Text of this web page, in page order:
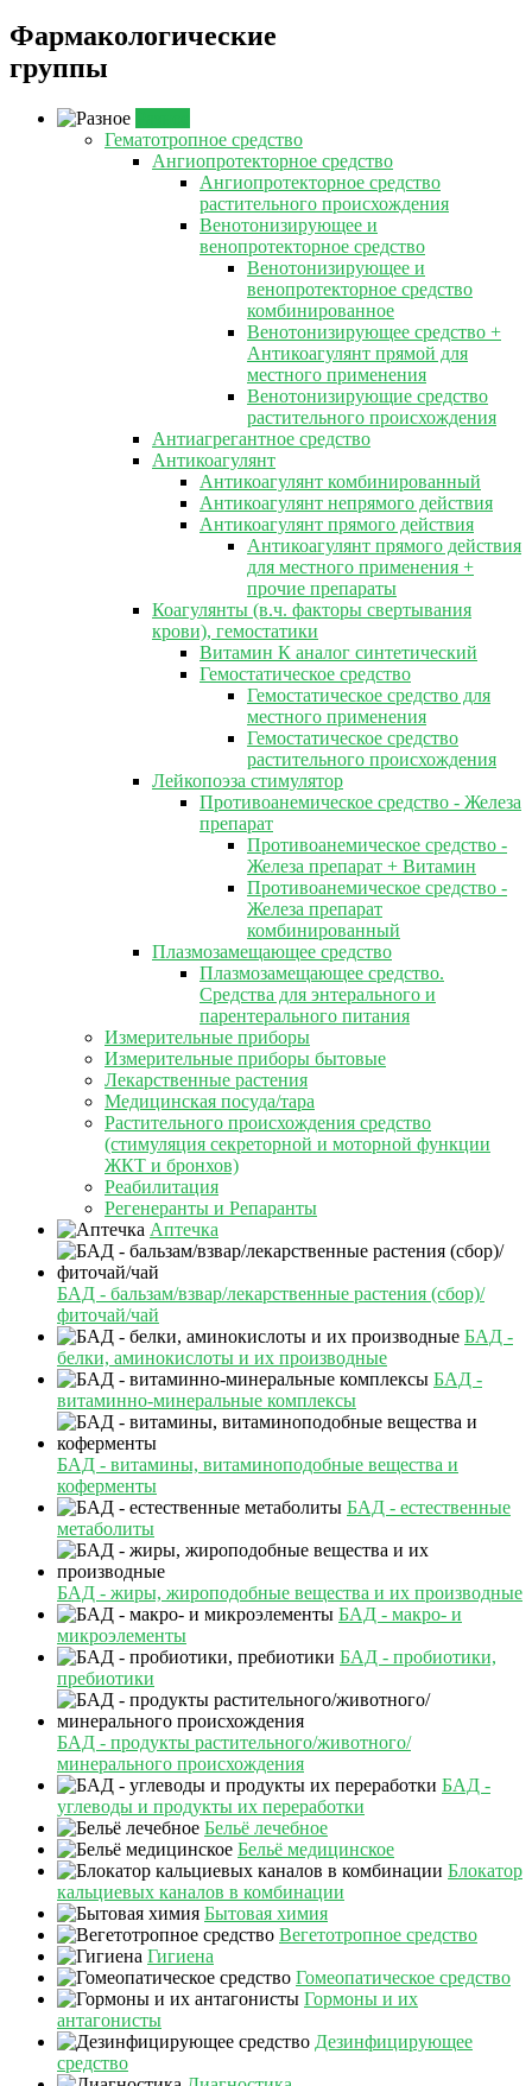
Фармакологические
группы
Гематотропное средство
Ангиопротекторное средство
Ангиопротекторное средство
растительного происхождения
Венотонизирующее и
венопротекторное средство
Венотонизирующее и
венопротекторное средство
комбинированное
Венотонизирующее средство +
Антикоагулянт прямой для
местного применения
Венотонизирующие средство
растительного происхождения
Антиагрегантное средство
Антикоагулянт
Антикоагулянт комбинированный
Антикоагулянт непрямого действия
Антикоагулянт прямого действия
Антикоагулянт прямого действия
для местного применения +
прочие препараты
Коагулянты (в.ч. факторы свертывания
крови), гемостатики
Витамин К аналог синтетический
Гемостатическое средство
Гемостатическое средство для
местного применения
Гемостатическое средство
растительного происхождения
Лейкопоэза стимулятор
Противоанемическое средство - Железа
препарат
Противоанемическое средство -
Железа препарат + Витамин
Противоанемическое средство -
Железа препарат
комбинированный
Плазмозамещающее средство
Плазмозамещающее средство.
Средства для энтерального и
парентерального питания
Измерительные приборы
Измерительные приборы бытовые
Лекарственные растения
Медицинская посуда/тара
Растительного происхождения средство
(стимуляция секреторной и моторной функции
ЖКТ и бронхов)
Реабилитация
Регенеранты и Репаранты
Аптечка
БАД - бальзам/взвар/лекарственные растения (сбор)/
фиточай/чай
БАД -
белки, аминокислоты и их производные
БАД -
витаминно-минеральные комплексы
БАД - витамины, витаминоподобные вещества и
коферменты
БАД - естественные
метаболиты
БАД - жиры, жироподобные вещества и их производные
БАД - макро- и
микроэлементы
БАД - пробиотики,
пребиотики
БАД - продукты растительного/животного/
минерального происхождения
БАД -
углеводы и продукты их переработки
Бельё лечебное
Бельё медицинское
Блокатор
кальциевых каналов в комбинации
Бытовая химия
Вегетотропное средство
Гигиена
Гомеопатическое средство
Гормоны и их
антагонисты
Дезинфицирующее
средство